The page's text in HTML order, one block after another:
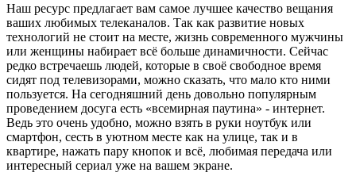
Наш ресурс предлагает вам самое лучшее качество вещания
ваших любимых телеканалов. Так как развитие новых
технологий не стоит на месте, жизнь современного мужчины
или женщины набирает всё больше динамичности. Сейчас
редко встречаешь людей, которые в своё свободное время
сидят под телевизорами, можно сказать, что мало кто ними
пользуется. На сегодняшний день довольно популярным
проведением досуга есть «всемирная паутина» - интернет.
Ведь это очень удобно, можно взять в руки ноутбук или
смартфон, сесть в уютном месте как на улице, так и в
квартире, нажать пару кнопок и всё, любимая передача или
интересный сериал уже на вашем экране.